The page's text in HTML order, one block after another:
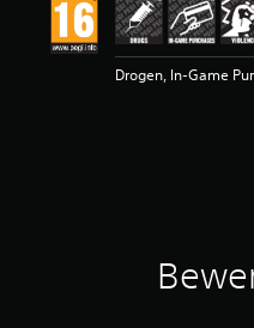
u
n
g
Drogen, In-Game